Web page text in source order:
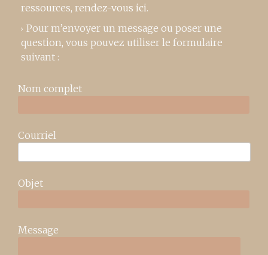
ressources, rendez-vous ici.
Pour m’envoyer un message ou poser une
question, vous pouvez utiliser le formulaire
suivant :
Nom complet
Courriel
Objet
Message